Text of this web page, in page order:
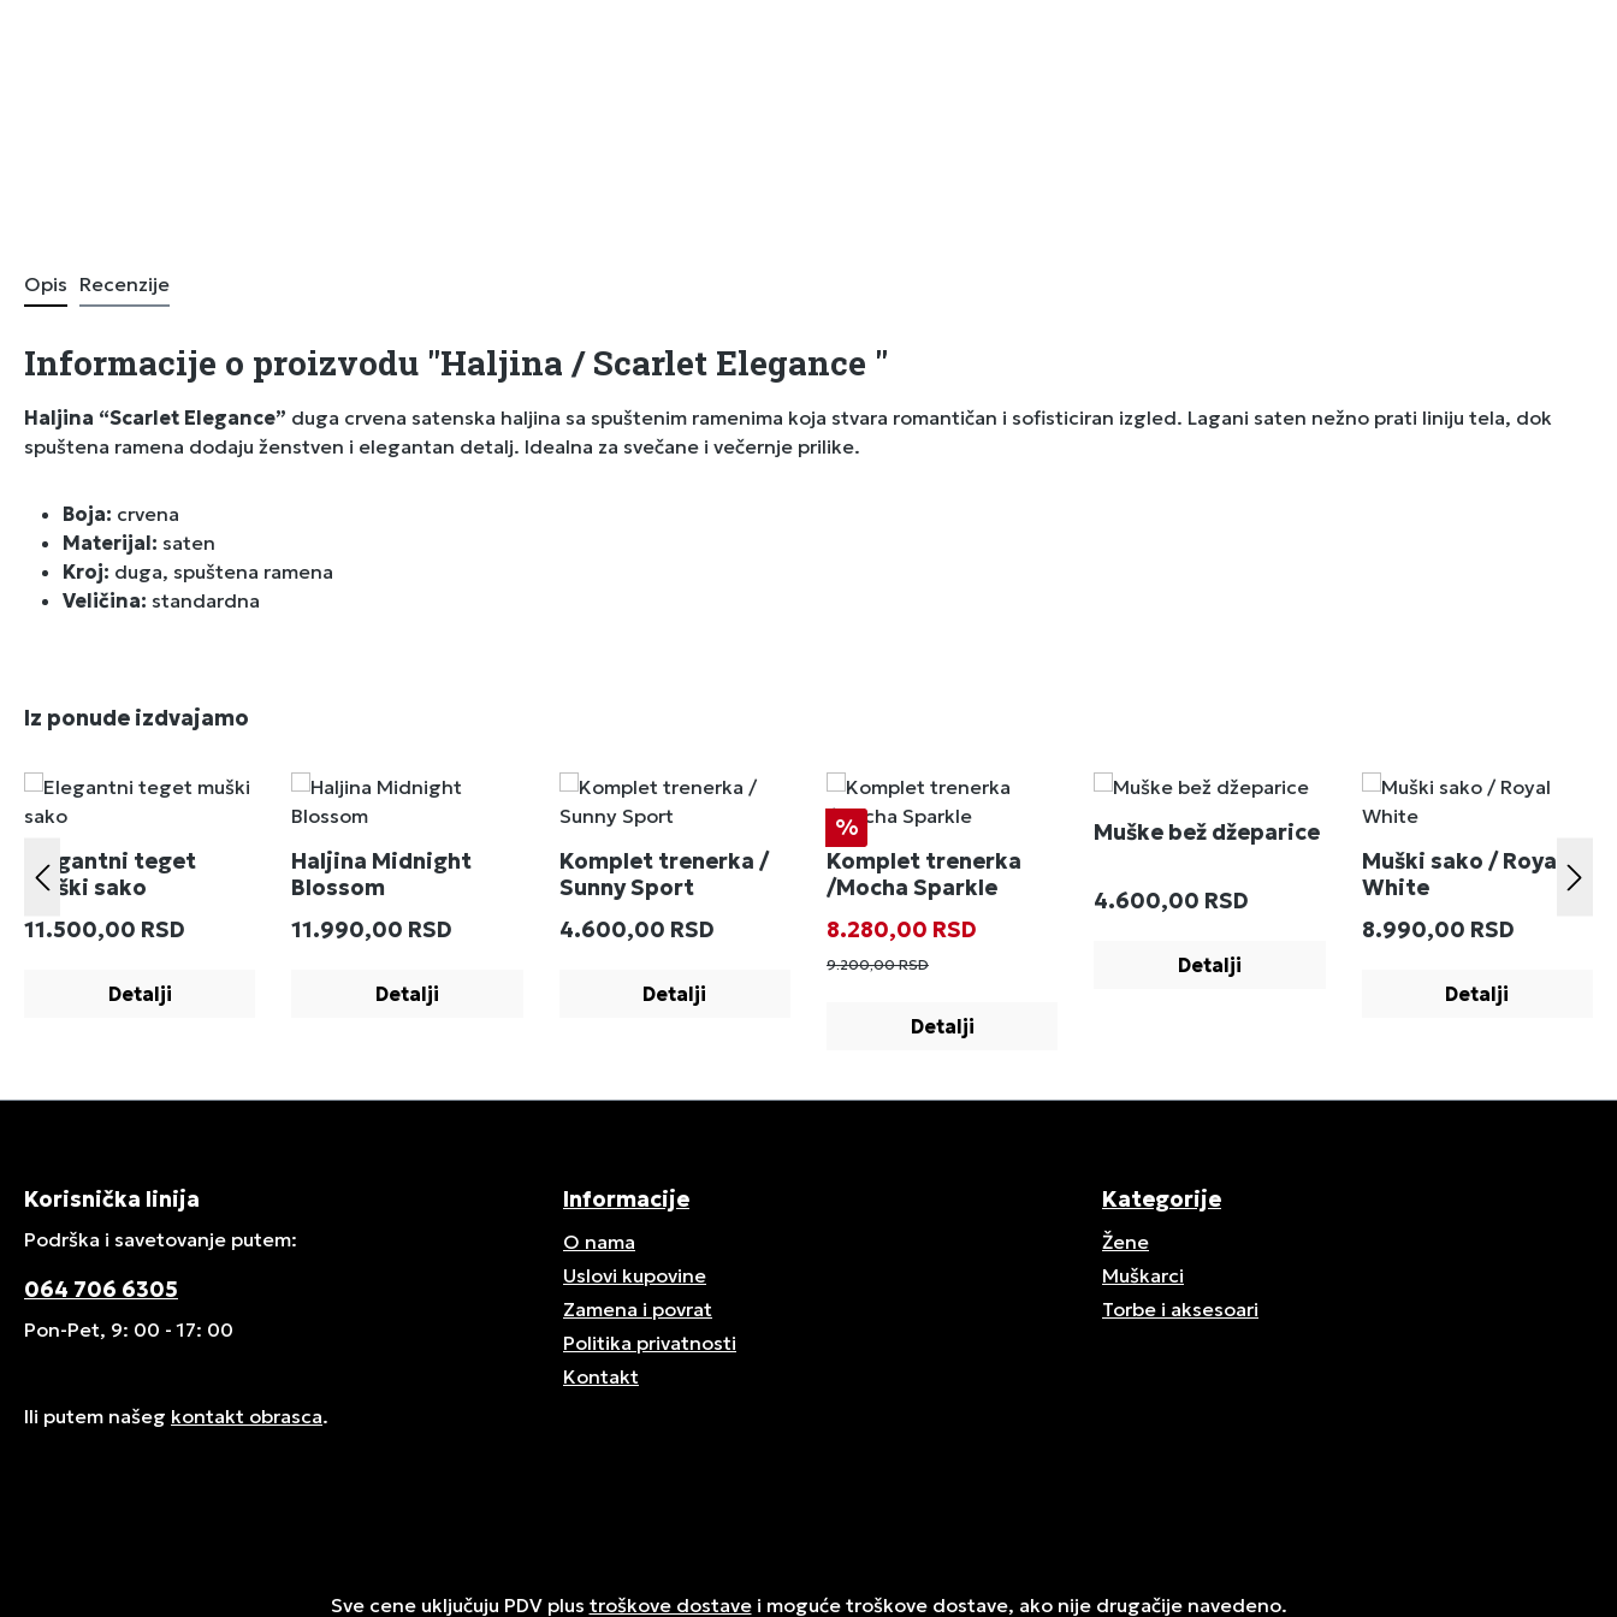
Opis Recenzije
Informacije o proizvodu "Haljina / Scarlet Elegance "
Haljina “Scarlet Elegance” duga crvena satenska haljina sa spuštenim ramenima koja stvara romantičan i sofisticiran izgled. Lagani saten nežno prati liniju tela, dok
spuštena ramena dodaju ženstven i elegantan detalj. Idealna za svečane i večernje prilike.
Boja: crvena
Materijal: saten
Kroj: duga, spuštena ramena
Veličina: standardna
Preskoči galeriju proizvoda
Iz ponude izdvajamo
Elegantni teget
muški sako
Redovna cena:
11.500,00 RSD
Detalji
Haljina Midnight
Blossom
Redovna cena:
11.990,00 RSD
Detalji
Komplet trenerka /
Sunny Sport
Redovna cena:
4.600,00 RSD
Detalji
Popust
%
Komplet trenerka
/Mocha Sparkle
Prodajna cena:
8.280,00 RSD
9.200,00 RSD
Detalji
Muške bež džeparice
Redovna cena:
4.600,00 RSD
Detalji
Muški sako / Royal
White
Redovna cena:
8.990,00 RSD
Detalji
Korisnička linija
Podrška i savetovanje putem:
064 706 6305
Pon-Pet, 9: 00 - 17: 00
Ili putem našeg kontakt obrasca.
Informacije
O nama
Uslovi kupovine
Zamena i povrat
Politika privatnosti
Kontakt
Kategorije
Žene
Muškarci
Torbe i aksesoari
Sve cene uključuju PDV plus troškove dostavei moguće troškove dostave, ako nije drugačije navedeno.